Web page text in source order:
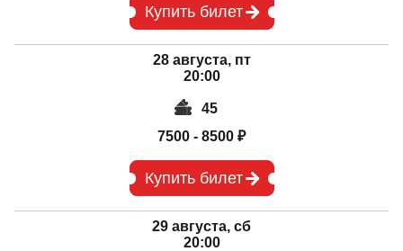
Купить билет
28 августа, пт
20:00
45
7500 - 8500 ₽
Купить билет
29 августа, сб
20:00